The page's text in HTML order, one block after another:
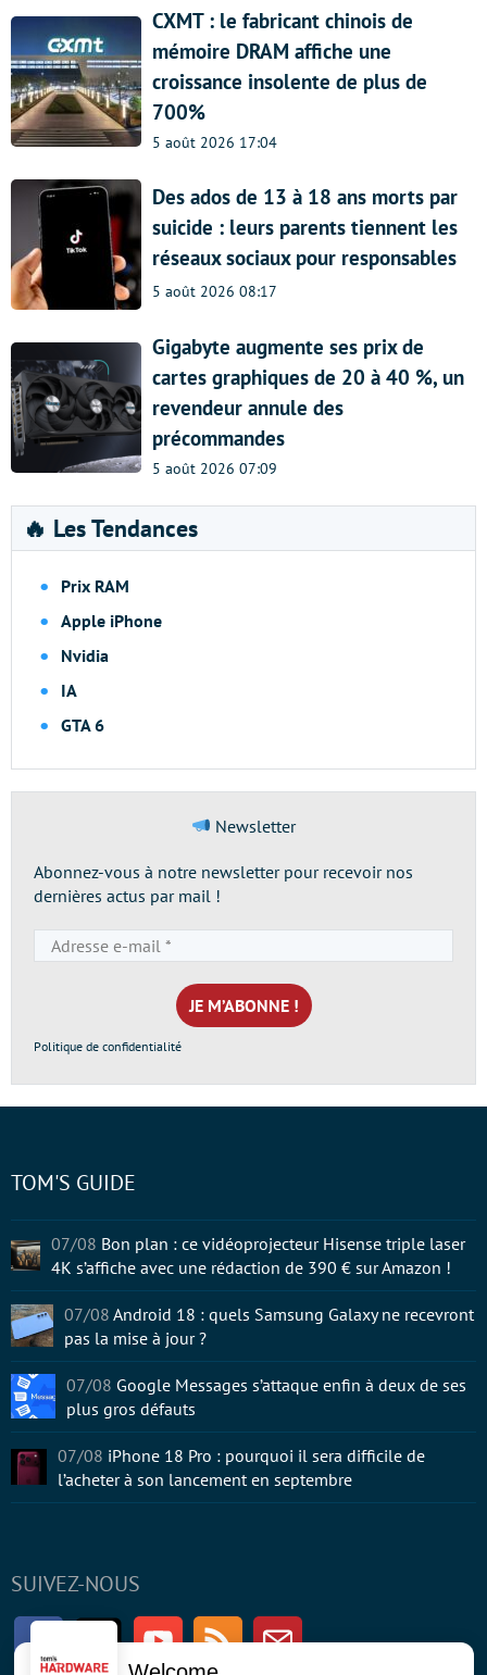
CXMT : le fabricant chinois de
mémoire DRAM affiche une
croissance insolente de plus de
700%
5 août 2026 17:04
Des ados de 13 à 18 ans morts par
suicide : leurs parents tiennent les
réseaux sociaux pour responsables
5 août 2026 08:17
Gigabyte augmente ses prix de
cartes graphiques de 20 à 40 %, un
revendeur annule des
précommandes
5 août 2026 07:09
🔥 Les Tendances
Prix RAM
Apple iPhone
Nvidia
IA
GTA 6
Newsletter
Abonnez-vous à notre newsletter pour recevoir nos
dernières actus par mail !
e-
mail
*
Politique de confidentialité
SUIVEZ-NOUS
FacebookTwitter Youtube RSS Newsletter
TOM'S GUIDE
07/08 Bon plan : ce vidéoprojecteur Hisense triple laser
4K s’affiche avec une rédaction de 390 € sur Amazon !
07/08 Android 18 : quels Samsung Galaxy ne recevront
pas la mise à jour ?
07/08 Google Messages s’attaque enfin à deux de ses
plus gros défauts
07/08 iPhone 18 Pro : pourquoi il sera difficile de
l’acheter à son lancement en septembre